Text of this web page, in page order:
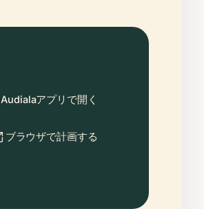
Audialaアプリで開く
ブラウザで計画する